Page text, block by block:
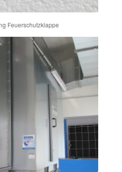
Feuerschutzklappe